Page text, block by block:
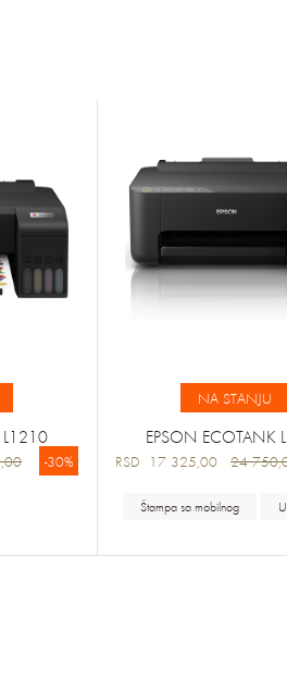
L1210
-30%
NA STANJU
EPSON ECOTANK
RSD 17 325,00 24
Štampa sa mobilnog